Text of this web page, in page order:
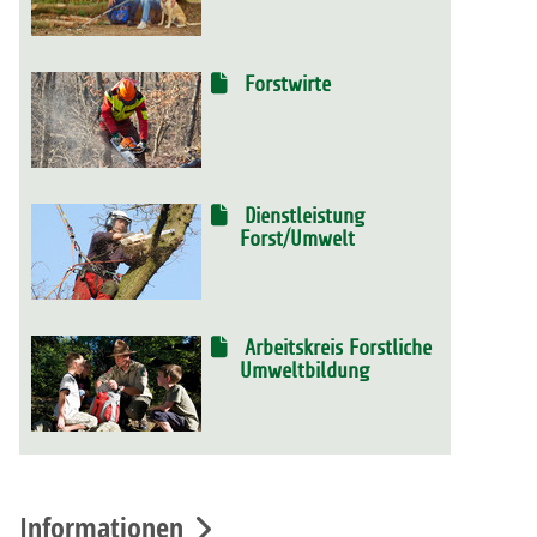
Forstwirte
Dienstleistung
Forst/Umwelt
Arbeitskreis Forstliche
Umweltbildung
Informationen